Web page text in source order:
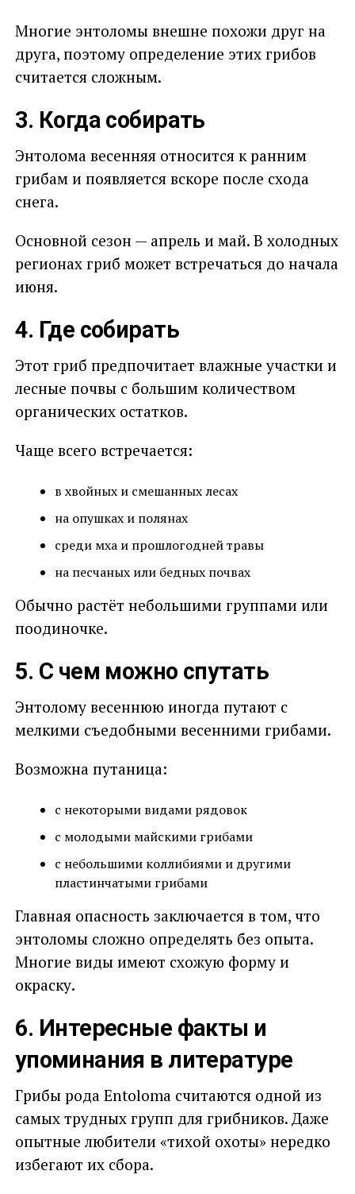
Многие энтоломы внешне похожи друг на
друга, поэтому определение этих грибов
считается сложным.
3. Когда собирать
Энтолома весенняя относится к ранним
грибам и появляется вскоре после схода
снега.
Основной сезон — апрель и май. В холодных
регионах гриб может встречаться до начала
июня.
4. Где собирать
Этот гриб предпочитает влажные участки и
лесные почвы с большим количеством
органических остатков.
Чаще всего встречается:
в хвойных и смешанных лесах
на опушках и полянах
среди мха и прошлогодней травы
на песчаных или бедных почвах
Обычно растёт небольшими группами или
поодиночке.
5. С чем можно спутать
Энтолому весеннюю иногда путают с
мелкими съедобными весенними грибами.
Возможна путаница:
с некоторыми видами рядовок
с молодыми майскими грибами
с небольшими коллибиями и другими
пластинчатыми грибами
Главная опасность заключается в том, что
энтоломы сложно определять без опыта.
Многие виды имеют схожую форму и
окраску.
6. Интересные факты и
упоминания в литературе
Грибы рода Entoloma считаются одной из
самых трудных групп для грибников. Даже
опытные любители «тихой охоты» нередко
избегают их сбора.